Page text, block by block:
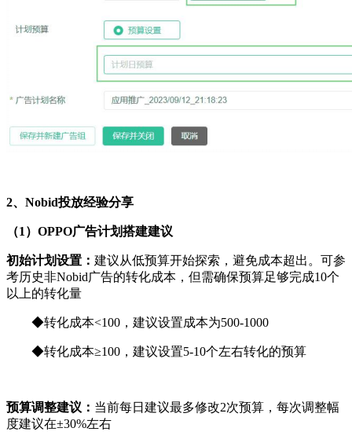
2、Nobid投放经验分享
（1）OPPO广告计划搭建建议
初始计划设置： 建议从低预算开始探索，避免成本超出。可参
考历史非Nobid广告的转化成本，但需确保预算足够完成10个
以上的转化量
◆转化成本<100，建议设置成本为500-1000
◆转化成本≥100，建议设置5-10个左右转化的预算
预算调整建议： 当前每日建议最多修改2次预算，每次调整幅
度建议在±30%左右